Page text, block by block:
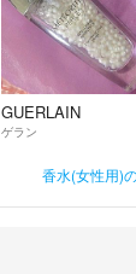
GUERLAIN
ゲラン
香水(女性用)